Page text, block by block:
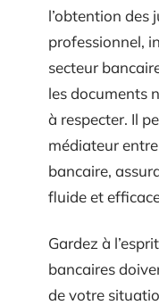
l’obtention des
professionnel,
secteur
les documents
à respecter. Il
médiateur
bancaire,
fluide et
Gardez à
bancaires
de votre